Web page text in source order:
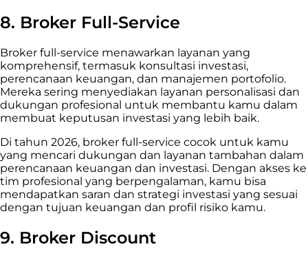
8. Broker Full-Service
Broker full-service menawarkan layanan yang
komprehensif, termasuk konsultasi investasi,
perencanaan keuangan, dan manajemen portofolio.
Mereka sering menyediakan layanan personalisasi dan
dukungan profesional untuk membantu kamu dalam
membuat keputusan investasi yang lebih baik.
Di tahun 2026, broker full-service cocok untuk kamu
yang mencari dukungan dan layanan tambahan dalam
perencanaan keuangan dan investasi. Dengan akses ke
tim profesional yang berpengalaman, kamu bisa
mendapatkan saran dan strategi investasi yang sesuai
dengan tujuan keuangan dan profil risiko kamu.
9. Broker Discount